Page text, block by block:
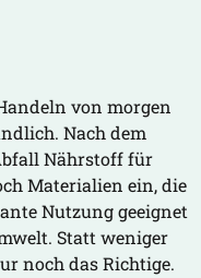
von morgen
Nach dem
Nährstoff für
Materialien ein, die
Nutzung geeignet
Statt weniger
noch das Richtige.